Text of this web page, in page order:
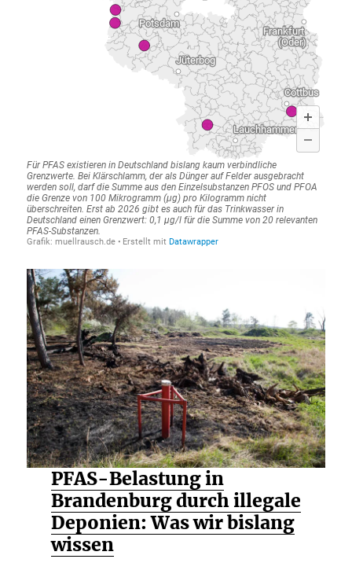
PFAS-Belastung in
Brandenburg durch illegale
Deponien: Was wir bislang
wissen